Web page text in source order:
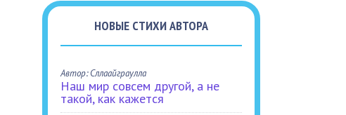
НОВЫЕ СТИХИ АВТОРА
Автор: Сллаайграулла
Наш мир совсем другой, а не
такой, как кажется